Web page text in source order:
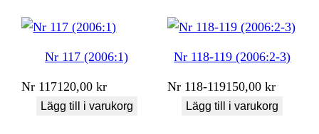
Nr 117 (2006:1)
Nr 117120,00kr
Lägg till i varukorg
Nr 118-119 (2006:2-3)
Nr 118-119150,00kr
Lägg till i varukorg